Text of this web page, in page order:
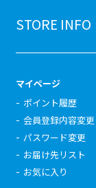
STORE INFO
マイページ
ポイント履歴
会員登録内容変更
パスワード変更
お届け先リスト
お気に入り